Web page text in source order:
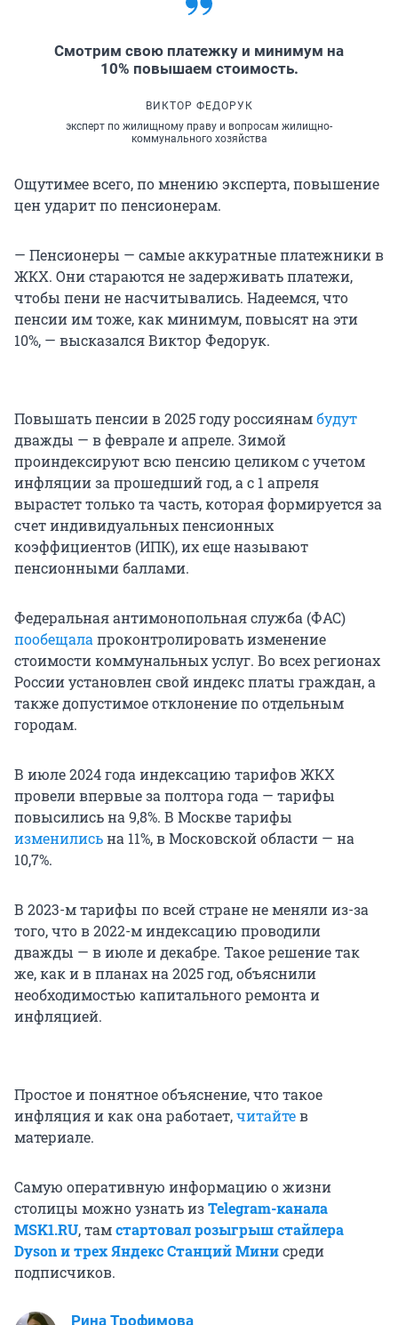
Смотрим свою платежку и минимум на
10% повышаем стоимость.
ВИКТОР ФЕДОРУК
эксперт по жилищному праву и вопросам жилищно-
коммунального хозяйства
Ощутимее всего, по мнению эксперта, повышение
цен ударит по пенсионерам.
— Пенсионеры — самые аккуратные платежники в
ЖКХ. Они стараются не задерживать платежи,
чтобы пени не насчитывались. Надеемся, что
пенсии им тоже, как минимум, повысят на эти
10%, — высказался Виктор Федорук.
Повышать пенсии в 2025 году россиянамбудут
дважды — в феврале и апреле. Зимой
проиндексируют всю пенсию целиком с учетом
инфляции за прошедший год, а с 1 апреля
вырастет только та часть, которая формируется за
счет индивидуальных пенсионных
коэффициентов (ИПК), их еще называют
пенсионными баллами.
Федеральная антимонопольная служба (ФАС)
пообещалапроконтролировать изменение
стоимости коммунальных услуг. Во всех регионах
России установлен свой индекс платы граждан, а
также допустимое отклонение по отдельным
городам.
В июле 2024 года индексацию тарифов ЖКХ
провели впервые за полтора года — тарифы
повысились на 9,8%. В Москве тарифы
изменилисьна 11%, в Московской области — на
10,7%.
В 2023-м тарифы по всей стране не меняли из-за
того, что в 2022-м индексацию проводили
дважды — в июле и декабре. Такое решение так
же, как и в планах на 2025 год, объяснили
необходимостью капитального ремонта и
инфляцией.
Простое и понятное объяснение, что такое
инфляция и как она работает,читайтев
материале.
Самую оперативную информацию о жизни
столицы можно узнать изTelegram-канала
MSK1.RU, тамстартовал розыгрыш стайлера
Dyson и трех Яндекс Станций Минисреди
подписчиков.
Рина Трофимова